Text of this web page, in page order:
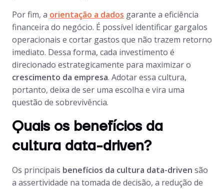
Por fim, a orientação a dados garante a eficiência
financeira do negócio. É possível identificar gargalos
operacionais e cortar gastos que não trazem retorno
imediato. Dessa forma, cada investimento é
direcionado estrategicamente para maximizar o
crescimento da empresa. Adotar essa cultura,
portanto, deixa de ser uma escolha e vira uma
questão de sobrevivência.
Quais os benefícios da
cultura data-driven?
Os principais benefícios da cultura data-driven são
a assertividade na tomada de decisão, a redução de